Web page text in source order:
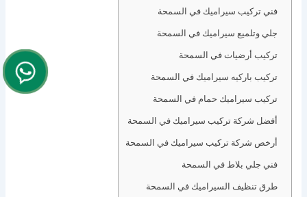
فني تركيب سيراميك في السمحة
جلي وتلميع سيراميك في السمحة
تركيب أرضيات في السمحة
تركيب باركيه سيراميك في السمحة
تركيب سيراميك حمام في السمحة
أفضل شركة تركيب سيراميك في السمحة
أرخص شركة تركيب سيراميك في السمحة
فني جلي بلاط في السمحة
طرق تنظيف السيراميك في السمحة